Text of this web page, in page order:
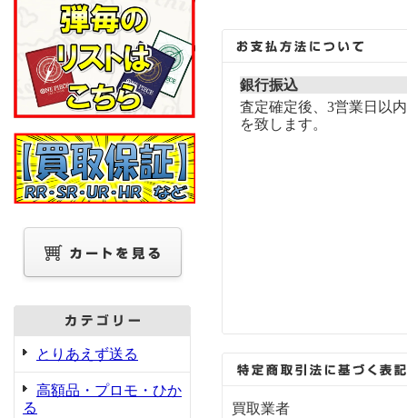
とりあえず送る
高額品・プロモ・ひか
る
銀行振込
査定確定後、3営業日以
を致します。
買取業者